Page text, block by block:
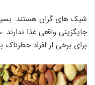
شیک های گران هستند.
جایگزینی واقعی غذا
برای برخی از افراد خطرناک